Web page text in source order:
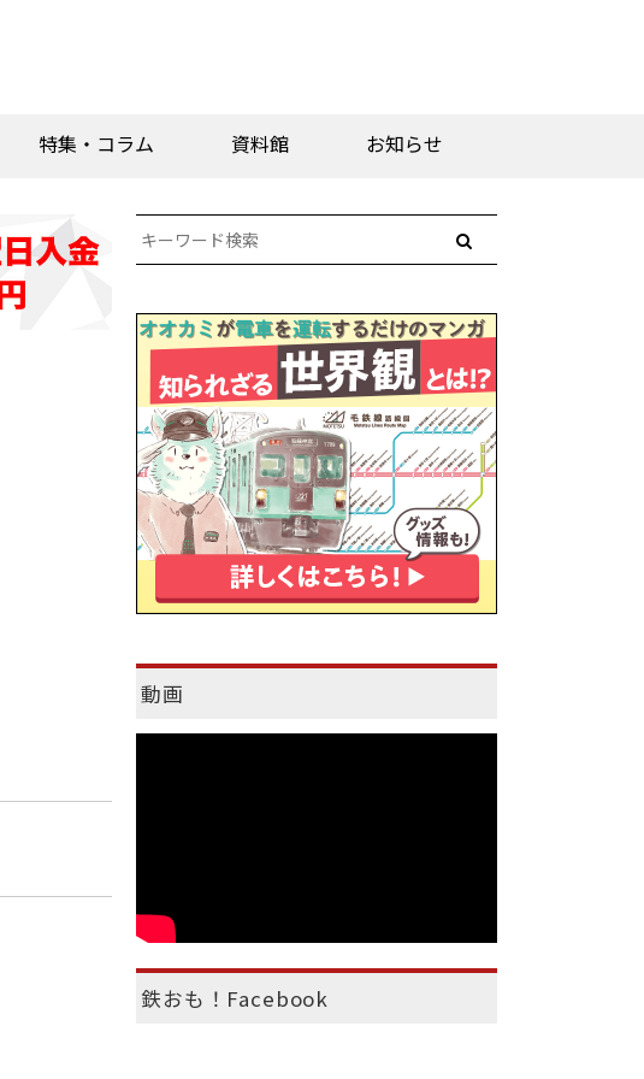
特集・コラム 資料館 お知らせ
動画
鉄おも！Facebook